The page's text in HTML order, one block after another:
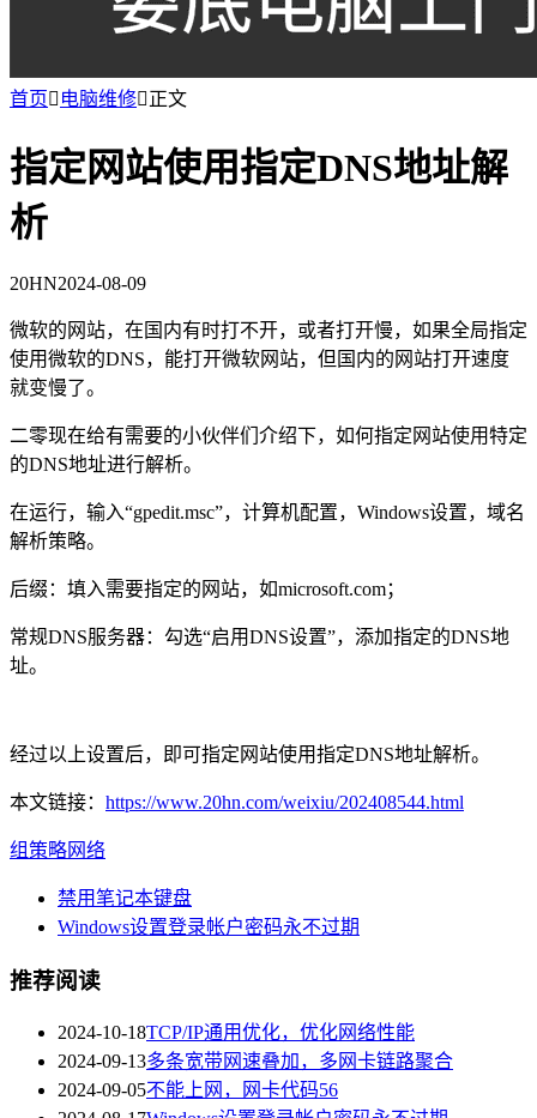
首页 电脑维修正文
指定网站使用指定DNS地址解
析
20HN2024-08-09
微软的网站，在国内有时打不开，或者打开慢，如果全局指定
使用微软的DNS，能打开微软网站，但国内的网站打开速度
就变慢了。
二零现在给有需要的小伙伴们介绍下，如何指定网站使用特定
的DNS地址进行解析。
在运行，输入“gpedit.msc”，计算机配置，Windows设置，域名
解析策略。
后缀：填入需要指定的网站，如microsoft.com；
常规DNS服务器：勾选“启用DNS设置”，添加指定的DNS地
址。
经过以上设置后，即可指定网站使用指定DNS地址解析。
本文链接： https://www.20hn.com/weixiu/202408544.html
组策略网络
禁用笔记本键盘
Windows设置登录帐户密码永不过期
推荐阅读
2024-10-18TCP/IP通用优化，优化网络性能
2024-09-13多条宽带网速叠加，多网卡链路聚合
2024-09-05不能上网，网卡代码56